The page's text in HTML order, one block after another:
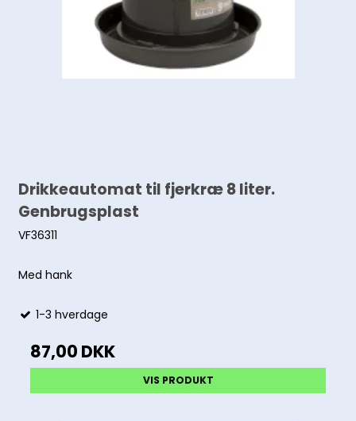
Drikkeautomat til fjerkræ 8 liter.
Genbrugsplast
VF36311
Med hank
1-3 hverdage
87,00 DKK
VIS PRODUKT